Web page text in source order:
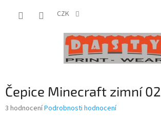
CZK
Čepice Minecraft zimní 02
Průměrné
3 hodnoceníPodrobnosti hodnocení